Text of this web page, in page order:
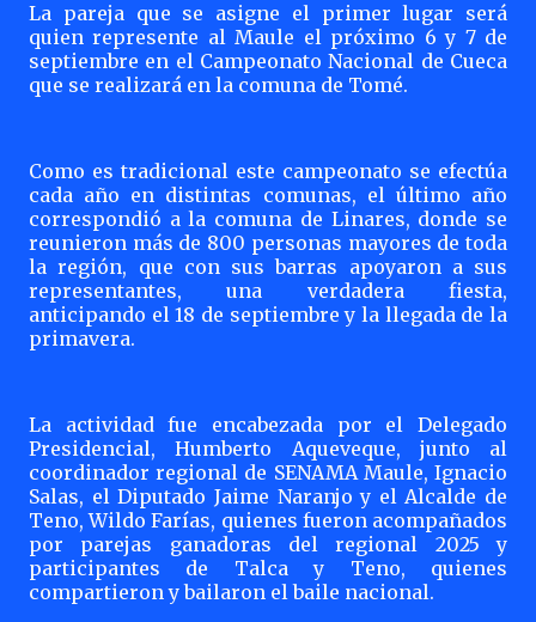
La pareja que se asigne el primer lugar será
quien represente al Maule el próximo 6 y 7 de
septiembre en el Campeonato Nacional de Cueca
que se realizará en la comuna de Tomé.
Como es tradicional este campeonato se efectúa
cada año en distintas comunas, el último año
correspondió a la comuna de Linares, donde se
reunieron más de 800 personas mayores de toda
la región, que con sus barras apoyaron a sus
representantes, una verdadera fiesta,
anticipando el 18 de septiembre y la llegada de la
primavera.
La actividad fue encabezada por el Delegado
Presidencial, Humberto Aqueveque, junto al
coordinador regional de SENAMA Maule, Ignacio
Salas, el Diputado Jaime Naranjo y el Alcalde de
Teno, Wildo Farías, quienes fueron acompañados
por parejas ganadoras del regional 2025 y
participantes de Talca y Teno, quienes
compartieron y bailaron el baile nacional.